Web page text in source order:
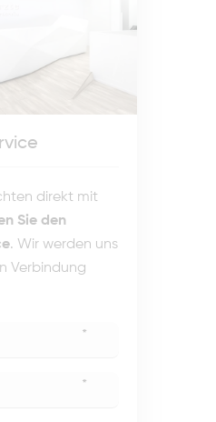
direkt mit
Sie den
. Wir werden uns
Verbindung
*
*